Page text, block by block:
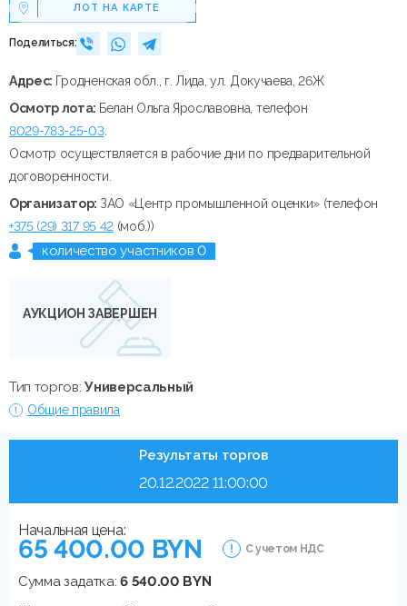
ЛОТ НА КАРТЕ
Поделиться:
Адрес: Гродненская обл., г. Лида, ул. Докучаева, 26Ж
Осмотр лота: Белан Ольга Ярославовна, телефон
8029-783-25-03.
Осмотр осуществляется в рабочие дни по предварительной
договоренности.
Организатор: ЗАО «Центр промышленной оценки» (телефон
+375 (29) 317 95 42(моб.))
количество участников 0
АУКЦИОН ЗАВЕРШЕН
Тип торгов:Универсальный
Общие правила
Результаты торгов
20.12.2022 11:00:00
Начальная цена:
65 400.00 BYN С учетом НДС
Сумма задатка:6 540.00 BYN